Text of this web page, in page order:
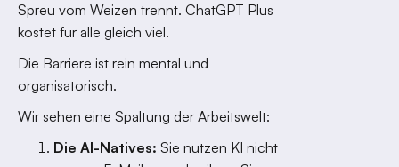
Spreu vom Weizen trennt. ChatGPT Plus
kostet für alle gleich viel.
Die Barriere ist rein mental und
organisatorisch.
Wir sehen eine Spaltung der Arbeitswelt:
Die AI-Natives: Sie nutzen KI nicht